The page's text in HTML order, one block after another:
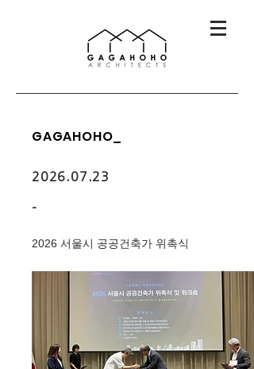
GAGAHOHO_
2026.07.23
-
2026 서울시 공공건축가 위촉식